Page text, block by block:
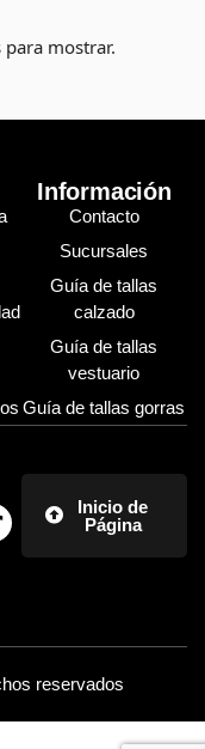
mostrar.
Información
Contacto
Sucursales
Guía de tallas
calzado
Guía de tallas
vestuario
Guía de tallas gorras
Inicio de
Página
reservados